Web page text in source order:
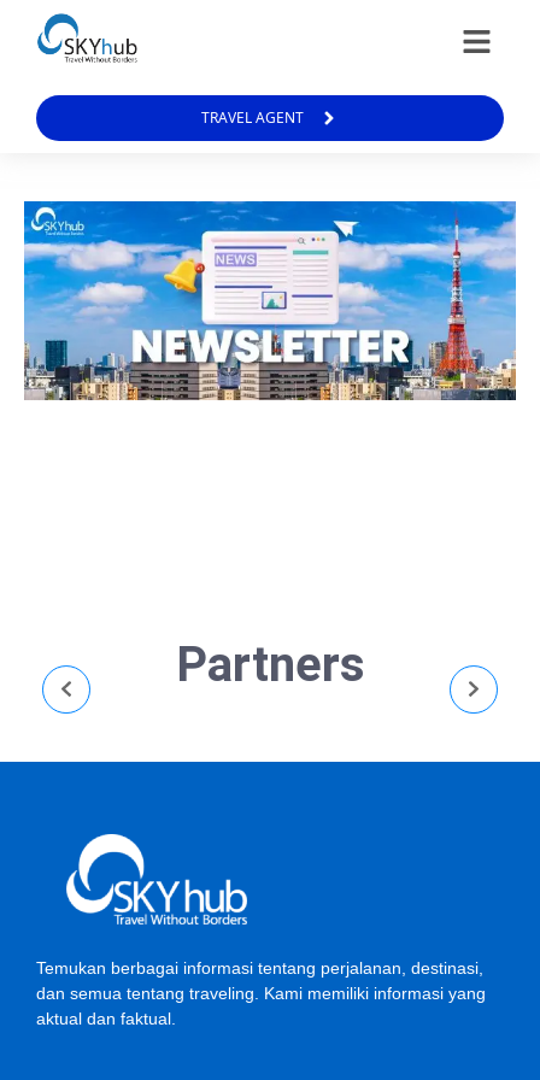
TRAVEL AGENT
Partners
Temukan berbagai informasi tentang perjalanan, destinasi,
dan semua tentang traveling. Kami memiliki informasi yang
aktual dan faktual.